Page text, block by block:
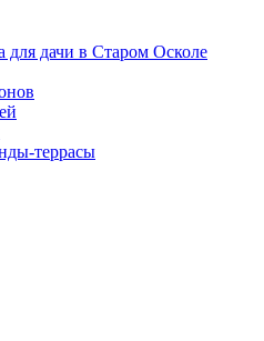
для дачи в Старом Осколе
террасы